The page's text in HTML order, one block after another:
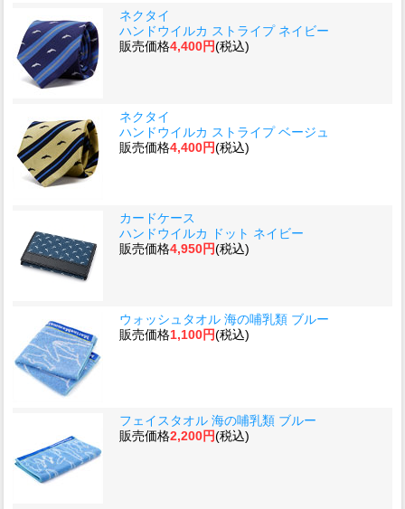
ネクタイ
ハンドウイルカ ストライプ ネイビー
販売価格4,400円(税込)
ネクタイ
ハンドウイルカ ストライプ ベージュ
販売価格4,400円(税込)
カードケース
ハンドウイルカ ドット ネイビー
販売価格4,950円(税込)
ウォッシュタオル 海の哺乳類 ブルー
販売価格1,100円(税込)
フェイスタオル 海の哺乳類 ブルー
販売価格2,200円(税込)